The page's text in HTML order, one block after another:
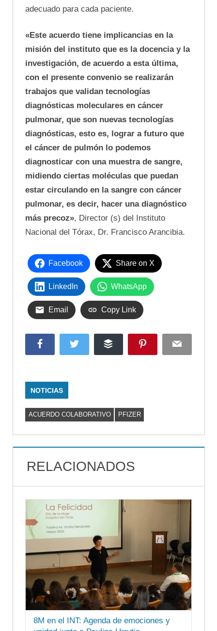
adecuado para cada paciente.
«Este acuerdo tiene implicancias en la
misión del instituto que es la docencia y la
investigación, de acuerdo a esta última,
con el presente convenio se realizarán
trabajos que validan tecnologías
diagnósticas moleculares en cáncer
pulmonar, que son nuevas tecnologías
diagnósticas, esto es, lograr a futuro que
el cáncer de pulmón lo podemos
diagnosticar con una muestra de sangre,
midiendo ciertas moléculas que puedan
estar circulando en la sangre con cáncer
pulmonar, es decir, hacer una diagnóstico
más precoz», Director (s) del Instituto
Nacional del Tórax, Dr. Francisco Arancibia.
Facebook Share on X
LinkedIn WhatsApp
Email Copy Link
FacebookTwitter Buffer Pinterest Email
NOTICIAS
ACUERDO COLABORATIVO PFIZER
RELACIONADOS
8M en el INT: Agenda de emociones y